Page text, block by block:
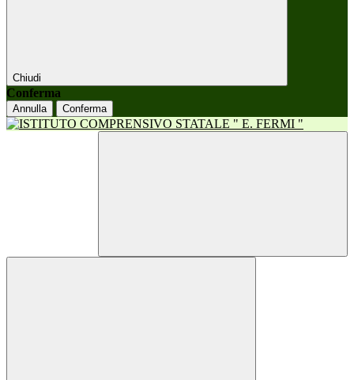
Chiudi
Conferma
Annulla Conferma